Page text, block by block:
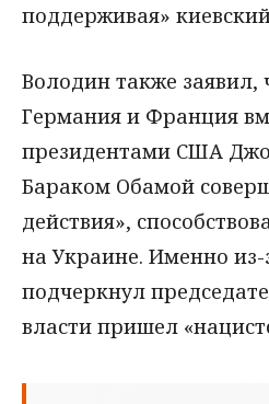
поддерживая»
Володин также заявил,
Германия и Франция
президентами США
Бараком Обамой
действия»,
на Украине. Именно из-
подчеркнул
власти пришел